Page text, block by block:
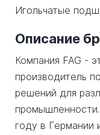
Игольчатые
Описание
Компания FAG -
производитель
решений для
году в Германии